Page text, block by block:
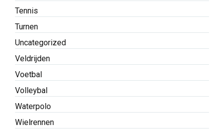
Tennis
Turnen
Uncategorized
Veldrijden
Voetbal
Volleybal
Waterpolo
Wielrennen